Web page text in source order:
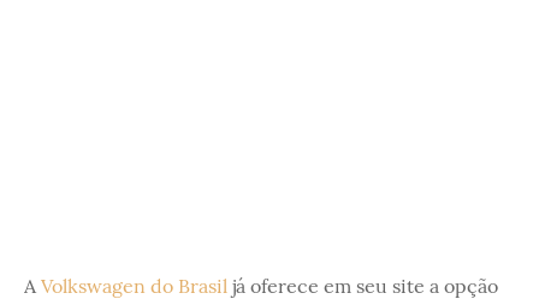
A Volkswagen do Brasil já oferece em seu site a opção